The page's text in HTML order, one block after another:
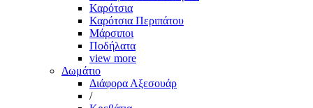
Καρότσια
Καρότσια Περιπάτου
Μάρσιποι
Ποδήλατα
view more
Δωμάτιο
Διάφορα Αξεσουάρ
/